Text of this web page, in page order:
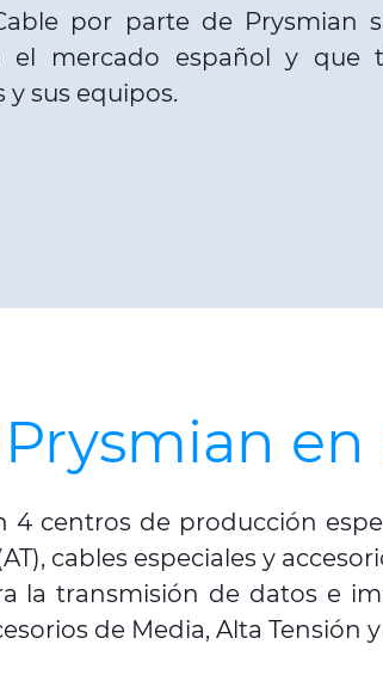
por parte de Prysmian
mercado español y que
sus equipos.
en
centros de producción
cables especiales y
la transmisión de datos e
de Media, Alta Tensión